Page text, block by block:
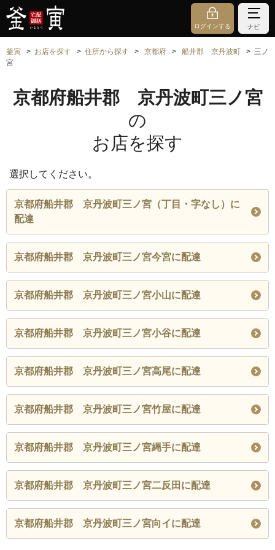
ログインする ナビ
釜寅 お店を探す 住所から探す 京都府 船井郡 京丹波町
三ノ
宮
京都府船井郡 京丹波町三ノ宮
の
お店を探す
選択してください。
京都府船井郡 京丹波町三ノ宮（丁目・字なし）に
配達
京都府船井郡 京丹波町三ノ宮今宮に配達
京都府船井郡 京丹波町三ノ宮小山に配達
京都府船井郡 京丹波町三ノ宮小谷に配達
京都府船井郡 京丹波町三ノ宮高尾に配達
京都府船井郡 京丹波町三ノ宮竹屋に配達
京都府船井郡 京丹波町三ノ宮縄手に配達
京都府船井郡 京丹波町三ノ宮二反田に配達
京都府船井郡 京丹波町三ノ宮向イに配達